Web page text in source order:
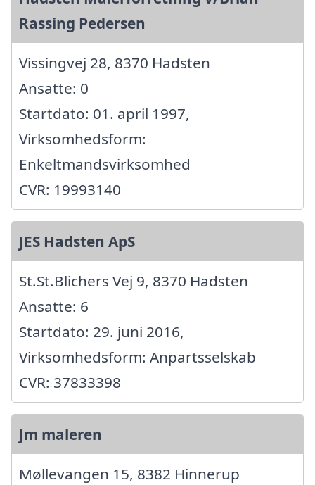
Rassing Pedersen
Vissingvej 28, 8370 Hadsten
Ansatte: 0
Startdato: 01. april 1997,
Virksomhedsform:
Enkeltmandsvirksomhed
CVR: 19993140
JES Hadsten ApS
St.St.Blichers Vej 9, 8370 Hadsten
Ansatte: 6
Startdato: 29. juni 2016,
Virksomhedsform: Anpartsselskab
CVR: 37833398
Jm maleren
Møllevangen 15, 8382 Hinnerup